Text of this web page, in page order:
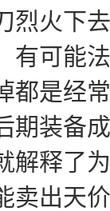
烈火下
有可能
都是经
期装备
解释了
卖出天